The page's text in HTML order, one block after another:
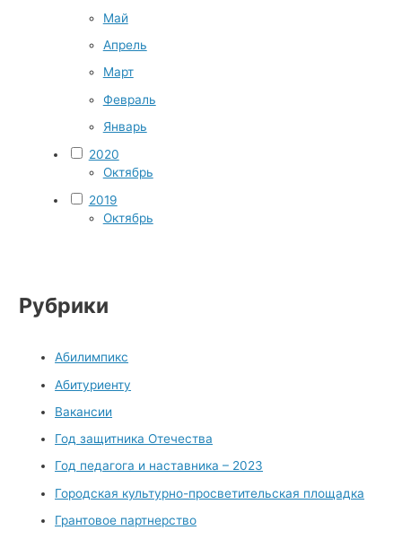
Май
Апрель
Март
Февраль
Январь
2020
Октябрь
2019
Октябрь
Рубрики
Абилимпикс
Абитуриенту
Вакансии
Год защитника Отечества
Год педагога и наставника – 2023
Городская культурно-просветительская площадка
Грантовое партнерство